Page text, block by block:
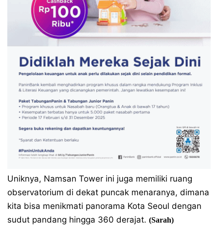
Uniknya, Namsan Tower ini juga memiliki ruang
observatorium di dekat puncak menaranya, dimana
kita bisa menikmati panorama Kota Seoul dengan
sudut pandang hingga 360 derajat. (Sarah)